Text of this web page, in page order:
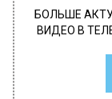
БОЛЬШЕ
ВИДЕО В